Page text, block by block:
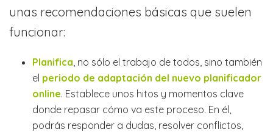
unas recomendaciones básicas que suelen
funcionar:
Planifica , no sólo el trabajo de todos, sino también
el periodo de adaptación del nuevo planificador
online. Establece unos hitos y momentos clave
donde repasar cómo va este proceso. En él,
podrás responder a dudas, resolver conflictos,